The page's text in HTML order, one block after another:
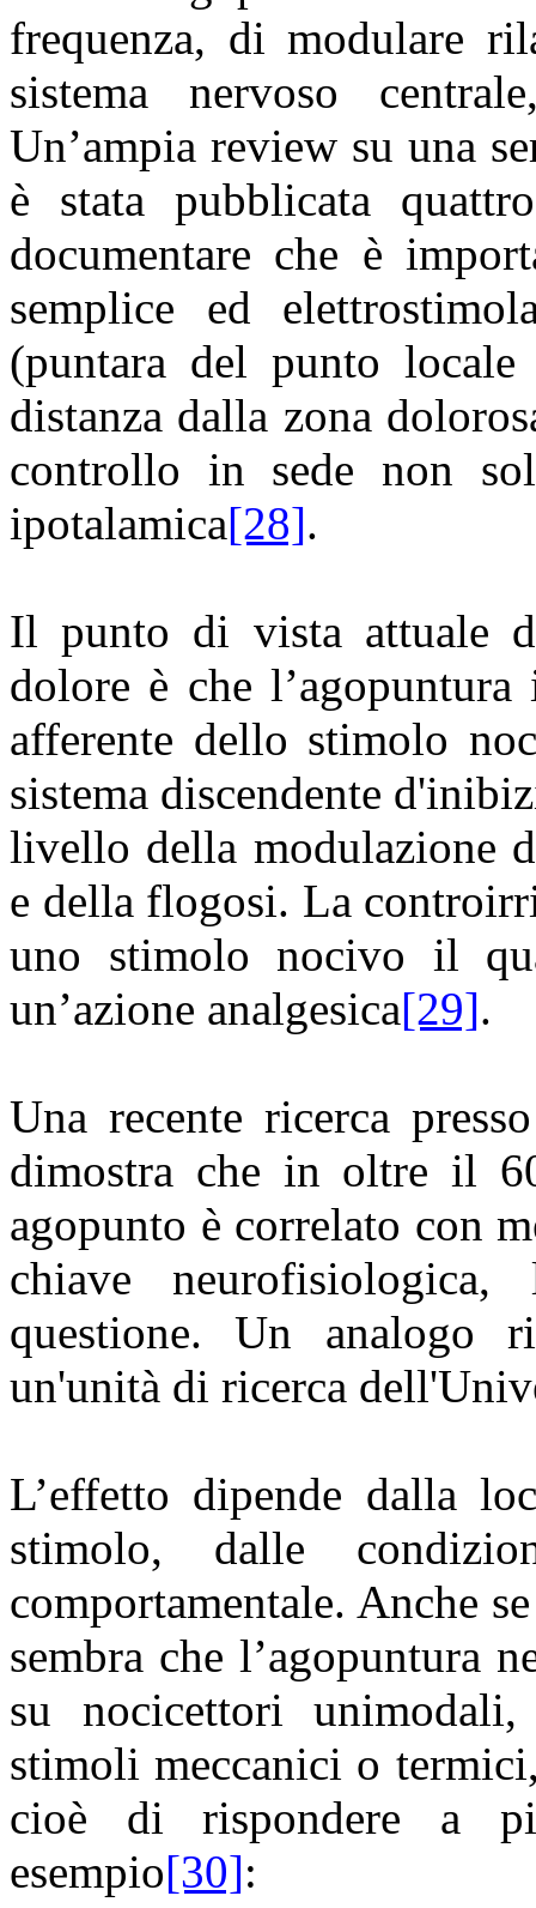
frequenza, di modulare
sistema nervoso
Un’ampia review su una
è stata pubblicata
documentare che è
semplice ed
(puntara del punto locale
distanza dalla zona
controllo in sede non
ipotalamica[28].
Il punto di vista attuale
dolore è che
afferente dello stimolo
sistema discendente
livello della modulazione
e della flogosi. La
uno stimolo nocivo il
un’azione analgesica[29].
Una recente ricerca
dimostra che in oltre il
agopunto è correlato con
chiave
questione. Un analogo
un'unità di ricerca
L’effetto dipende dalla
stimolo, dalle
comportamentale. Anche
sembra che l’agopuntura
su nocicettori
stimoli meccanici o
cioè di rispondere a
esempio[30]: